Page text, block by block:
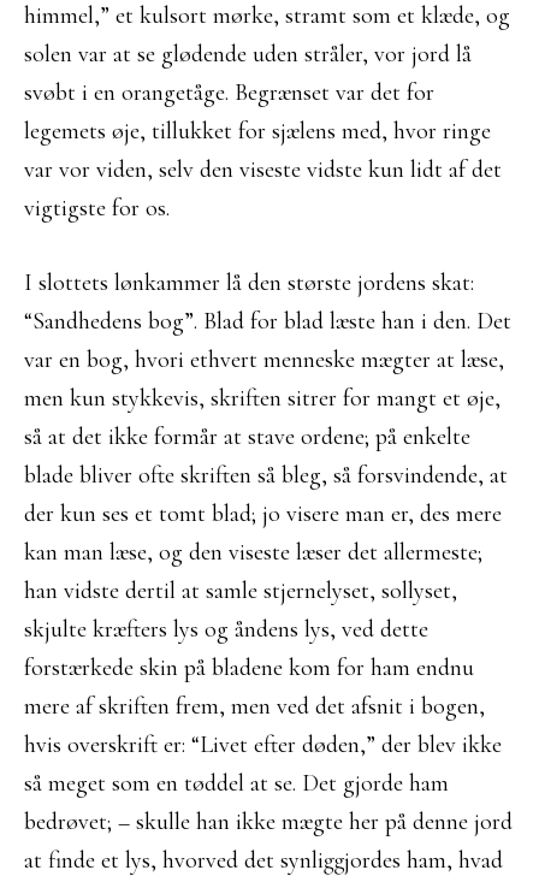
himmel,” et kulsort mørke, stramt som et klæde, og
solen var at se glødende uden stråler, vor jord lå
svøbt i en orangetåge. Begrænset var det for
legemets øje, tillukket for sjælens med, hvor ringe
var vor viden, selv den viseste vidste kun lidt af det
vigtigste for os.
I slottets lønkammer lå den største jordens skat:
“Sandhedens bog”. Blad for blad læste han i den. Det
var en bog, hvori ethvert menneske mægter at læse,
men kun stykkevis, skriften sitrer for mangt et øje,
så at det ikke formår at stave ordene; på enkelte
blade bliver ofte skriften så bleg, så forsvindende, at
der kun ses et tomt blad; jo visere man er, des mere
kan man læse, og den viseste læser det allermeste;
han vidste dertil at samle stjernelyset, sollyset,
skjulte kræfters lys og åndens lys, ved dette
forstærkede skin på bladene kom for ham endnu
mere af skriften frem, men ved det afsnit i bogen,
hvis overskrift er: “Livet efter døden,” der blev ikke
så meget som en tøddel at se. Det gjorde ham
bedrøvet; – skulle han ikke mægte her på denne jord
at finde et lys, hvorved det synliggjordes ham, hvad